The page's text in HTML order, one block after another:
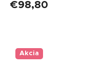
€98,80
Akcia